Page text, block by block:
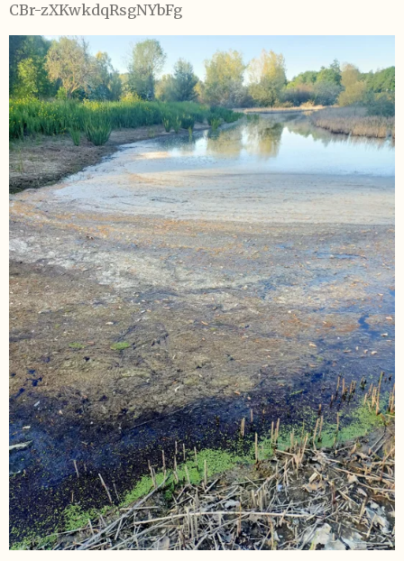
CBr-zXKwkdqRsgNYbFg